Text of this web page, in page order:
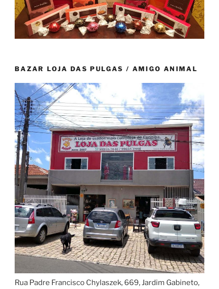
BAZAR LOJA DAS PULGAS / AMIGO ANIMAL
Rua Padre Francisco Chylaszek, 669, Jardim Gabineto,